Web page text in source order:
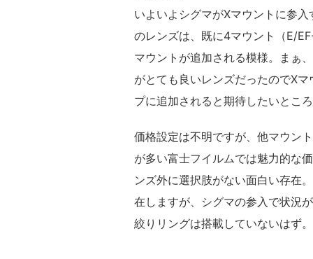
いよいよシグマがXマウントに参
のレンズは、既に4マウント（E/
マウントが追加される模様。まぁ
がとても良いレンズだったのでX
プに追加されると期待したいところ
価格設定は不明ですが、他マウン
が多い富士フイルムでは魅力的な
ンズ外に選択肢がない面白い存在
在しますが、シグマの参入で状況
絞りリングは搭載していないはず